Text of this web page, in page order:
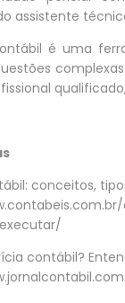
assistente
é uma
conceitos,
contábil?